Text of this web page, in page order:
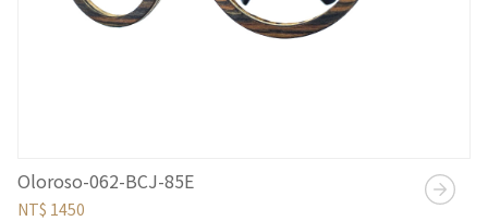
Oloroso-062-BCJ-85E
NT$ 1450